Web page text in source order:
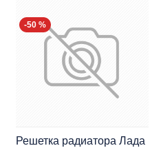
-50 %
Решетка радиатора Лада